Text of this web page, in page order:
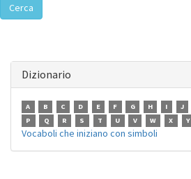
Cerca
Dizionario
A B C D E F G H I J
P
Q R S T U V W X Y
Vocaboli che iniziano con simboli